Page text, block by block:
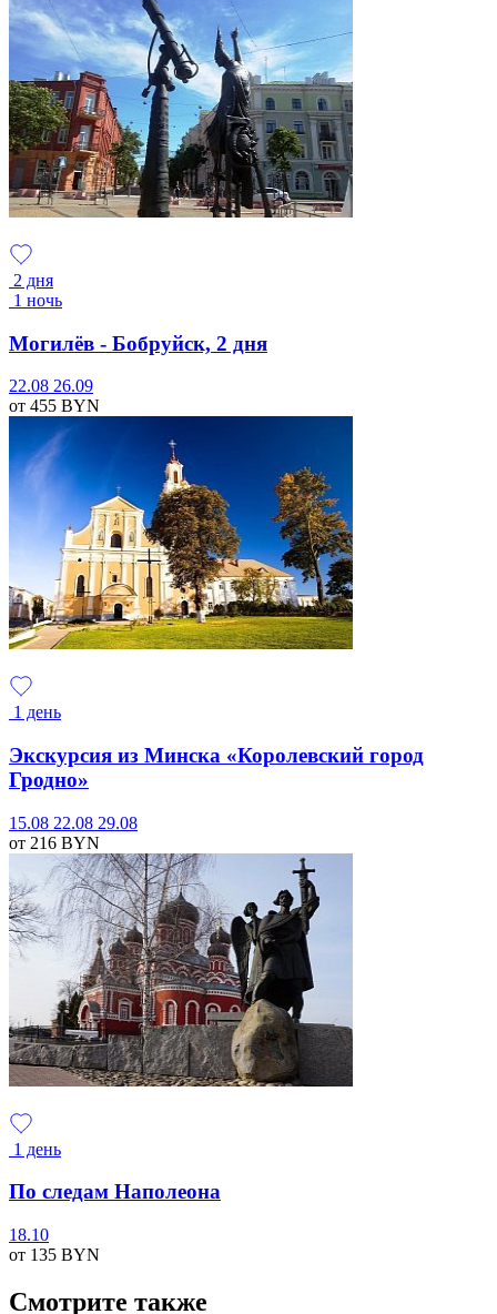
2 дня
1 ночь
Могилёв - Бобруйск, 2 дня
22.08 26.09
от 455 BYN
1 день
Экскурсия из Минска «Королевский город
Гродно»
15.08 22.08 29.08
от 216 BYN
1 день
По следам Наполеона
18.10
от 135 BYN
Смотрите также